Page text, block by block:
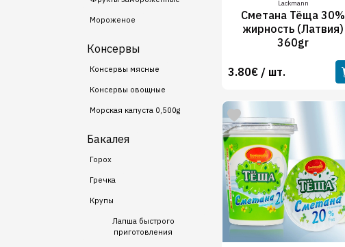
Мороженое
Консервы
Консервы мясные
Консервы овощные
Морская капуста 0,500g
Бакалея
Горох
Гречка
Крупы
Лапша быстрого
приготовления
Lackmann
Сметана Тёща 30%
жирность (Латвия)
360gr
3.80€ / шт.